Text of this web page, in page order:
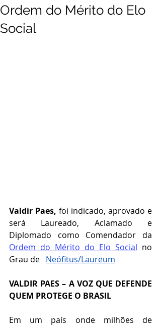
Ordem do Mérito do Elo
Social
Valdir Paes, foi indicado, aprovado e
será Laureado, Aclamado e
Ordem do Mérito do Elo Social no
Grau de Neófitus/Laureum
VALDIR PAES – A VOZ QUE DEFENDE
QUEM PROTEGE O BRASIL
Em um país onde milhões de